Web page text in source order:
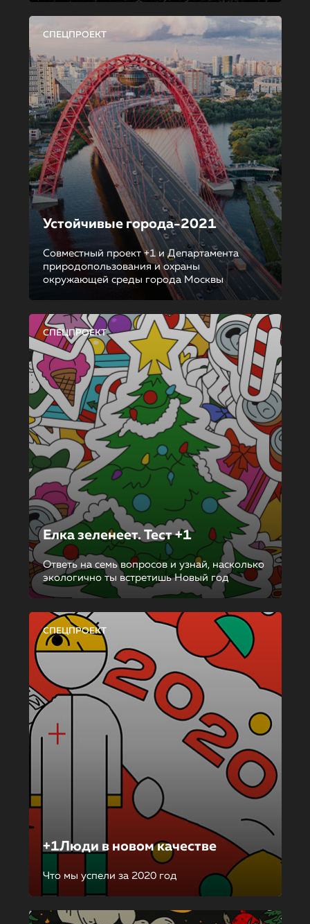
СПЕЦПРОЕКТ
Устойчивые города-2021
Совместный проект +1 и Департамента
природопользования и охраны
окружающей среды города Москвы
СПЕЦПРОЕКТ
Елка зеленеет. Тест +1
Ответь на семь вопросов и узнай, насколько
экологично ты встретишь Новый год
СПЕЦПРОЕКТ
+1Люди в новом качестве
Что мы успели за 2020 год